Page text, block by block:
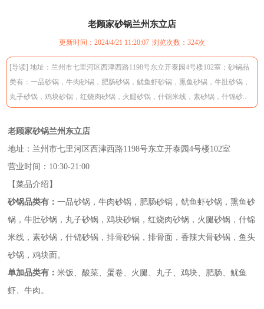
老顾家砂锅兰州东立店
更新时间：2024/4/21 11:20:07 浏览次数： 324次
[导读] 地址：兰州市七里河区西津西路1198号东立开泰园4号楼102室；砂锅品
类有：一品砂锅，牛肉砂锅，肥肠砂锅，鱿鱼虾砂锅，熏鱼砂锅，牛肚砂锅，
丸子砂锅，鸡块砂锅，红烧肉砂锅，火腿砂锅，什锦米线，素砂锅，什锦砂..
老顾家砂锅兰州东立店
地址：兰州市七里河区西津西路1198号东立开泰园4号楼102室
营业时间：10:30-21:00
【菜品介绍】
砂锅品类有：一品砂锅，牛肉砂锅，肥肠砂锅，鱿鱼虾砂锅，熏鱼砂
锅，牛肚砂锅，丸子砂锅，鸡块砂锅，红烧肉砂锅，火腿砂锅，什锦
米线，素砂锅，什锦砂锅，排骨砂锅，排骨面，香辣大骨砂锅，鱼头
砂锅，鸡块面。
单加品类有：米饭、酸菜、蛋卷、火腿、丸子、鸡块、肥肠、鱿鱼
虾、牛肉。